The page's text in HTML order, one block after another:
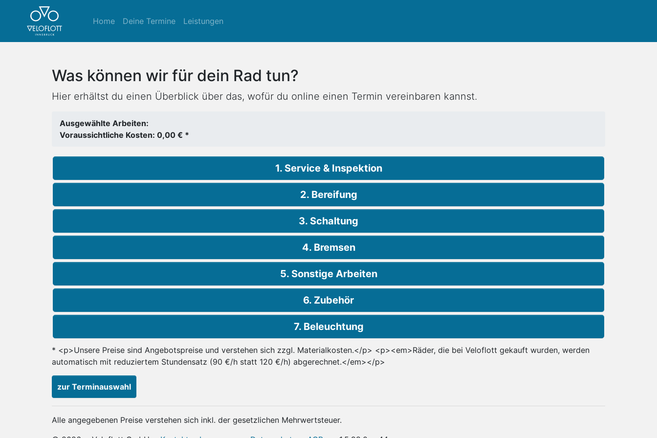
Home Deine Termine Leistungen
Was können wir für dein Rad tun?
Hier erhältst du einen Überblick über das, wofür du online einen Termin vereinbaren kannst.
Ausgewählte Arbeiten:
Voraussichtliche Kosten: 0,00 € *
1. Service & Inspektion
2. Bereifung
3. Schaltung
4. Bremsen
5. Sonstige Arbeiten
6. Zubehör
7. Beleuchtung
* <p>Unsere Preise sind Angebotspreise und verstehen sich zzgl. Materialkosten.</p> <p><em>Räder, die bei Veloflott gekauft wurden, werden
automatisch mit reduziertem Stundensatz (90 €/h statt 120 €/h) abgerechnet.</em></p>
zur Terminauswahl
Alle angegebenen Preise verstehen sich inkl. der gesetzlichen Mehrwertsteuer.